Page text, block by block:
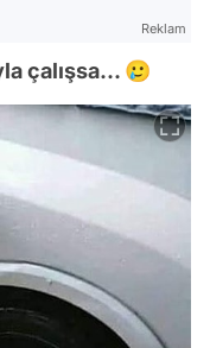
Reklam
çalışsa... 🥲